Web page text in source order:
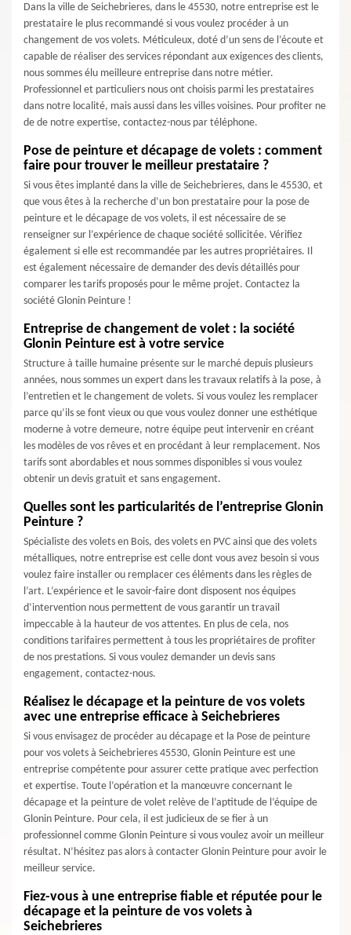
Dans la ville de Seichebrieres, dans le 45530, notre entreprise est le
prestataire le plus recommandé si vous voulez procéder à un
changement de vos volets. Méticuleux, doté d’un sens de l’écoute et
capable de réaliser des services répondant aux exigences des clients,
nous sommes élu meilleure entreprise dans notre métier.
Professionnel et particuliers nous ont choisis parmi les prestataires
dans notre localité, mais aussi dans les villes voisines. Pour profiter ne
de de notre expertise, contactez-nous par téléphone.
Pose de peinture et décapage de volets : comment
faire pour trouver le meilleur prestataire ?
Si vous êtes implanté dans la ville de Seichebrieres, dans le 45530, et
que vous êtes à la recherche d’un bon prestataire pour la pose de
peinture et le décapage de vos volets, il est nécessaire de se
renseigner sur l’expérience de chaque société sollicitée. Vérifiez
également si elle est recommandée par les autres propriétaires. Il
est également nécessaire de demander des devis détaillés pour
comparer les tarifs proposés pour le même projet. Contactez la
société Glonin Peinture !
Entreprise de changement de volet : la société
Glonin Peinture est à votre service
Structure à taille humaine présente sur le marché depuis plusieurs
années, nous sommes un expert dans les travaux relatifs à la pose, à
l’entretien et le changement de volets. Si vous voulez les remplacer
parce qu’ils se font vieux ou que vous voulez donner une esthétique
moderne à votre demeure, notre équipe peut intervenir en créant
les modèles de vos rêves et en procédant à leur remplacement. Nos
tarifs sont abordables et nous sommes disponibles si vous voulez
obtenir un devis gratuit et sans engagement.
Quelles sont les particularités de l’entreprise Glonin
Peinture ?
Spécialiste des volets en Bois, des volets en PVC ainsi que des volets
métalliques, notre entreprise est celle dont vous avez besoin si vous
voulez faire installer ou remplacer ces éléments dans les règles de
l’art. L’expérience et le savoir-faire dont disposent nos équipes
d’intervention nous permettent de vous garantir un travail
impeccable à la hauteur de vos attentes. En plus de cela, nos
conditions tarifaires permettent à tous les propriétaires de profiter
de nos prestations. Si vous voulez demander un devis sans
engagement, contactez-nous.
Réalisez le décapage et la peinture de vos volets
avec une entreprise efficace à Seichebrieres
Si vous envisagez de procéder au décapage et la Pose de peinture
pour vos volets à Seichebrieres 45530, Glonin Peinture est une
entreprise compétente pour assurer cette pratique avec perfection
et expertise. Toute l’opération et la manœuvre concernant le
décapage et la peinture de volet relève de l’aptitude de l’équipe de
Glonin Peinture. Pour cela, il est judicieux de se fier à un
professionnel comme Glonin Peinture si vous voulez avoir un meilleur
résultat. N’hésitez pas alors à contacter Glonin Peinture pour avoir le
meilleur service.
Fiez-vous à une entreprise fiable et réputée pour le
décapage et la peinture de vos volets à
Seichebrieres